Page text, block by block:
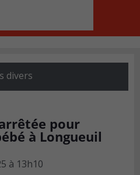
divers
pour
à Longueuil
à 13h10